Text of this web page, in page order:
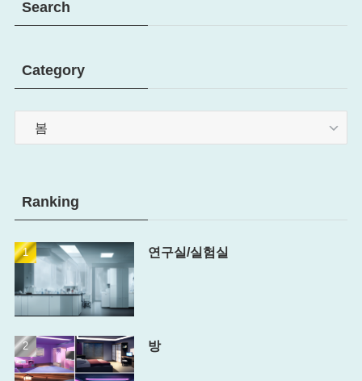
Search
Category
Category
Ranking
연구실/실험실
방